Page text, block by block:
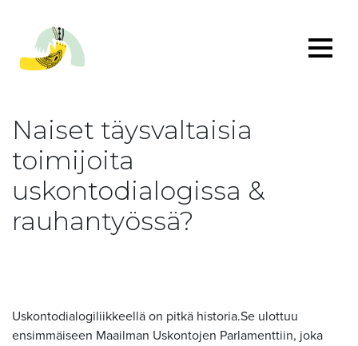
Naiset täysvaltaisia
toimijoita
uskontodialogissa &
rauhantyössä?
Uskontodialogiliikkeellä on pitkä historia.Se ulottuu
ensimmäiseen Maailman Uskontojen Parlamenttiin, joka